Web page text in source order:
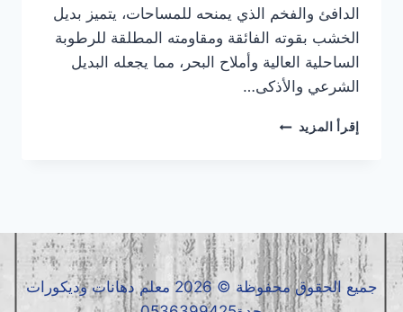
الدافئ والفخم الذي يمنحه للمساحات، يتميز بديل
الخشب بقوته الفائقة ومقاومته المطلقة للرطوبة
الساحلية العالية وأملاح البحر، مما يجعله البديل
الشرعي والأذكى…
إقرأ المزيد تركيب
بديل
الخشب
جده
|
جميع الحقوق محفوظة © 2026 معلم دهانات وديكورات